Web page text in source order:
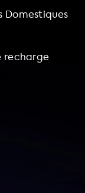
Domestiques
recharge